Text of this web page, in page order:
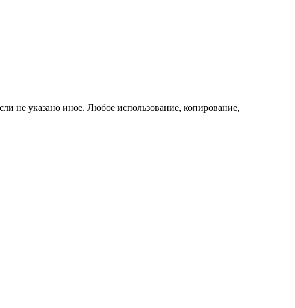
не указано иное. Любое использование, копирование,